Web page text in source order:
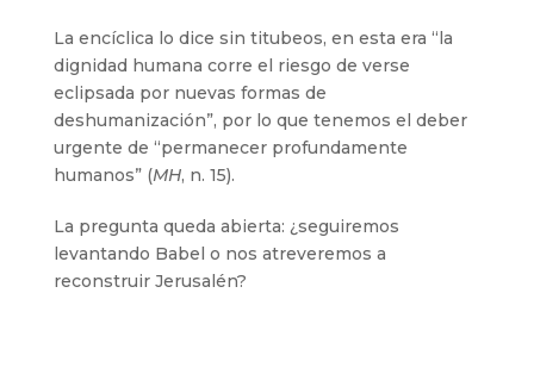
La encíclica lo dice sin titubeos, en esta era “la
dignidad humana corre el riesgo de verse
eclipsada por nuevas formas de
deshumanización”, por lo que tenemos el deber
urgente de “permanecer profundamente
humanos” (MH, n. 15).
La pregunta queda abierta: ¿seguiremos
levantando Babel o nos atreveremos a
reconstruir Jerusalén?